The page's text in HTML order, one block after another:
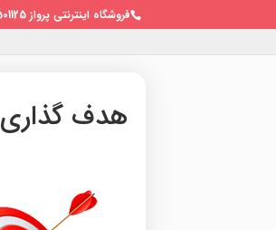
فروشگاه اینترنتی پرواز 09128501125 / 02122691010
هدف گذاری